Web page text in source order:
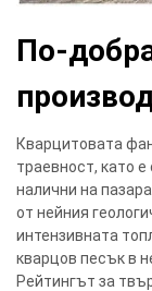
По-
Кварцитовата
траевност, като
налични на
от нейния
интензивната
кварцов песък в
Рейтингът за